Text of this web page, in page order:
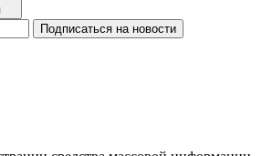
Подписаться на новости